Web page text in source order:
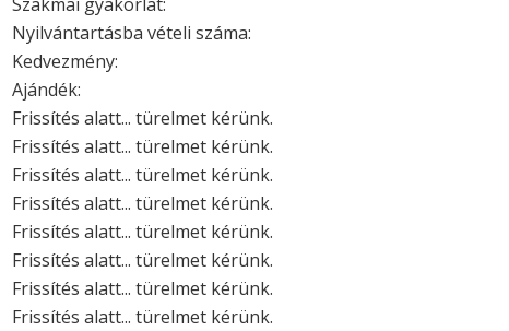
Nyilvántartásba vételi száma:
Kedvezmény:
Ajándék:
Frissítés alatt... türelmet kérünk.
Frissítés alatt... türelmet kérünk.
Frissítés alatt... türelmet kérünk.
Frissítés alatt... türelmet kérünk.
Frissítés alatt... türelmet kérünk.
Frissítés alatt... türelmet kérünk.
Frissítés alatt... türelmet kérünk.
Frissítés alatt... türelmet kérünk.